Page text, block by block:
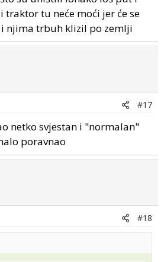
traktor tu neće moći jer će se
njima trbuh klizil po zemlji
#17
netko svjestan i "normalan"
poravnao
#18